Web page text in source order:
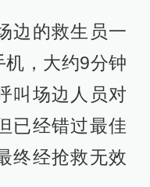
边的救生员一
机，大约9分钟
叫场边人员对
已经错过最佳
终经抢救无效